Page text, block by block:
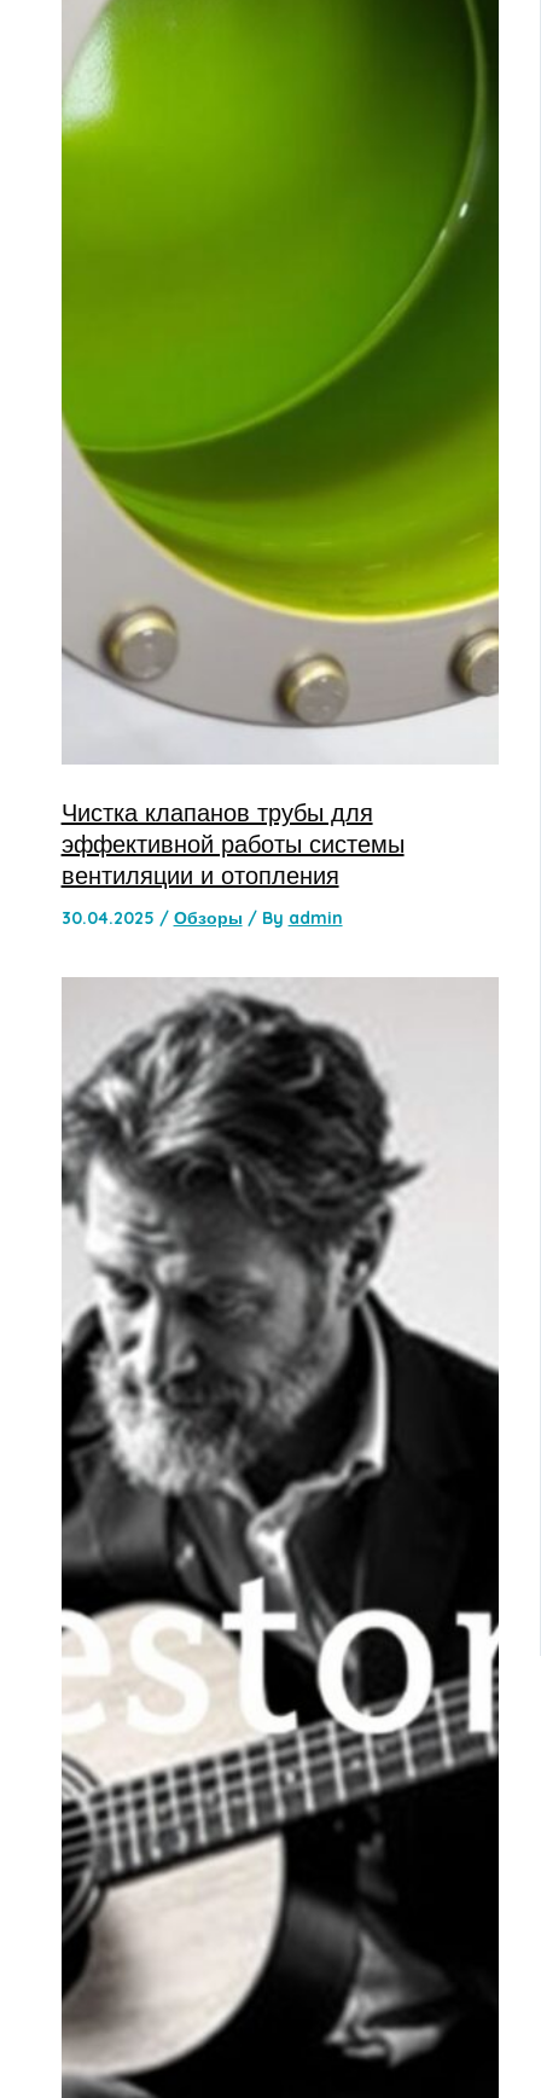
Чистка клапанов трубы для
эффективной работы системы
вентиляции и отопления
30.04.2025 / Обзоры / By admin